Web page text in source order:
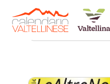
Torna indietro